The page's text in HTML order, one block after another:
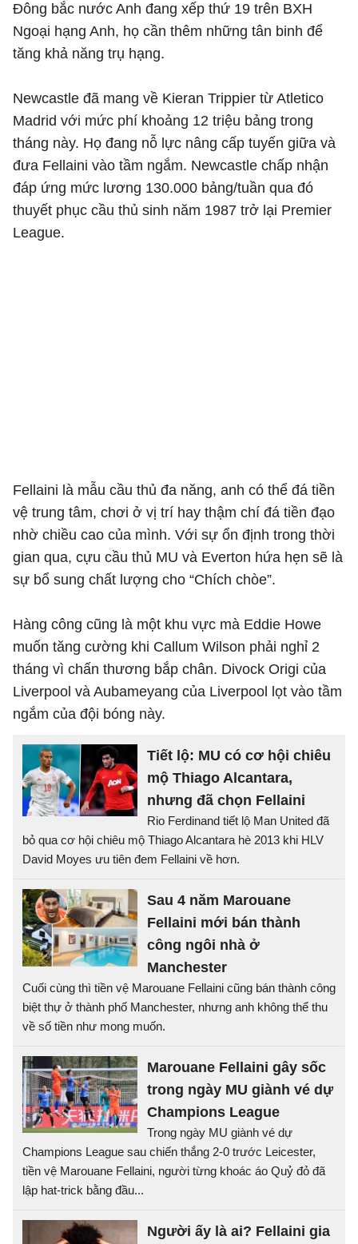
Đông bắc nước Anh đang xếp thứ 19 trên BXH
Ngoại hạng Anh, họ cần thêm những tân binh để
tăng khả năng trụ hạng.
Newcastle đã mang về Kieran Trippier từ Atletico
Madrid với mức phí khoảng 12 triệu bảng trong
tháng này. Họ đang nỗ lực nâng cấp tuyến giữa và
đưa Fellaini vào tầm ngắm. Newcastle chấp nhận
đáp ứng mức lương 130.000 bảng/tuần qua đó
thuyết phục cầu thủ sinh năm 1987 trở lại Premier
League.
Fellaini là mẫu cầu thủ đa năng, anh có thể đá tiền
vệ trung tâm, chơi ở vị trí hay thậm chí đá tiền đạo
nhờ chiều cao của mình. Với sự ổn định trong thời
gian qua, cựu cầu thủ MU và Everton hứa hẹn sẽ là
sự bổ sung chất lượng cho “Chích chòe”.
Hàng công cũng là một khu vực mà Eddie Howe
muốn tăng cường khi Callum Wilson phải nghỉ 2
tháng vì chấn thương bắp chân. Divock Origi của
Liverpool và Aubameyang của Liverpool lọt vào tầm
ngắm của đội bóng này.
Tiết lộ: MU có cơ hội chiêu
mộ Thiago Alcantara,
nhưng đã chọn Fellaini
Rio Ferdinand tiết lộ Man United đã
bỏ qua cơ hội chiêu mộ Thiago Alcantara hè 2013 khi HLV
David Moyes ưu tiên đem Fellaini về hơn.
Sau 4 năm Marouane
Fellaini mới bán thành
công ngôi nhà ở
Manchester
Cuối cùng thì tiền vệ Marouane Fellaini cũng bán thành công
biệt thự ở thành phố Manchester, nhưng anh không thể thu
về số tiền như mong muốn.
Marouane Fellaini gây sốc
trong ngày MU giành vé dự
Champions League
Trong ngày MU giành vé dự
Champions League sau chiến thắng 2-0 trước Leicester,
tiền vệ Marouane Fellaini, người từng khoác áo Quỷ đỏ đã
lập hat-trick bằng đầu...
Người ấy là ai? Fellaini gia